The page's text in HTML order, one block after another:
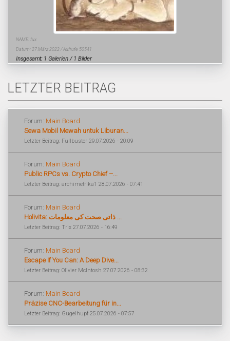
NAME: fux
Datum: 27.März 2022 / Aufrufe 50541
Insgesamt: 1 Galerien / 1 Bilder
LETZTER BEITRAG
Forum: Main Board
Sewa Mobil Mewah untuk Liburan...
Letzter Beitrag: Fullbuster 29.07.2026 - 20:09
Forum: Main Board
Public RPCs vs. Crypto Chief –...
Letzter Beitrag: archimetrika1 28.07.2026 - 07:41
Forum: Main Board
Holivita: ذاتی صحت کی معلومات ...
Letzter Beitrag: Trix 27.07.2026 - 16:49
Forum: Main Board
Escape If You Can: A Deep Dive...
Letzter Beitrag: Olivier McIntosh 27.07.2026 - 08:32
Forum: Main Board
Präzise CNC-Bearbeitung für in...
Letzter Beitrag: Gugelhupf 25.07.2026 - 07:57